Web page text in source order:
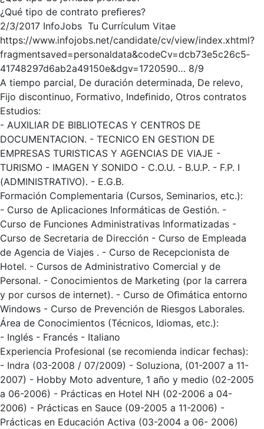
¿Qué tipo de contrato preﬁeres?
2/3/2017 InfoJobs ­ Tu Currículum Vitae
https://www.infojobs.net/candidate/cv/view/index.xhtml?
fragment­saved=personal­data&codeCv=dcb73e5c­26c5­
4174­8297­d6ab2a49150e&dgv=1720590… 8/9
A tiempo parcial, De duración determinada, De relevo,
Fijo discontinuo, Formativo, Indeﬁnido, Otros contratos
Estudios:
- AUXILIAR DE BIBLIOTECAS Y CENTROS DE
DOCUMENTACION. - TECNICO EN GESTION DE
EMPRESAS TURISTICAS Y AGENCIAS DE VIAJE -
TURISMO - IMAGEN Y SONIDO - C.O.U. - B.U.P. - F.P. I
(ADMINISTRATIVO). - E.G.B.
Formación Complementaria (Cursos, Seminarios, etc.):
- Curso de Aplicaciones Informáticas de Gestión. -
Curso de Funciones Administrativas Informatizadas -
Curso de Secretaria de Dirección - Curso de Empleada
de Agencia de Viajes . - Curso de Recepcionista de
Hotel. - Cursos de Administrativo Comercial y de
Personal. - Conocimientos de Marketing (por la carrera
y por cursos de internet). - Curso de Oﬁmática entorno
Windows - Curso de Prevención de Riesgos Laborales.
Área de Conocimientos (Técnicos, Idiomas, etc.):
- Inglés - Francés - Italiano
Experiencia Profesional (se recomienda indicar fechas):
- Indra (03-2008 / 07/2009) - Soluziona, (01-2007 a 11-
2007) - Hobby Moto adventure, 1 año y medio (02-2005
a 06-2006) - Prácticas en Hotel NH (02-2006 a 04-
2006) - Prácticas en Sauce (09-2005 a 11-2006) -
Prácticas en Educación Activa (03-2004 a 06- 2006)